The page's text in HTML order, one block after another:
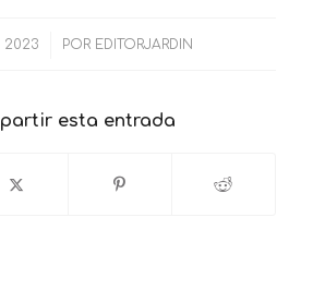
2023 POR EDITORJARDIN
esta entrada